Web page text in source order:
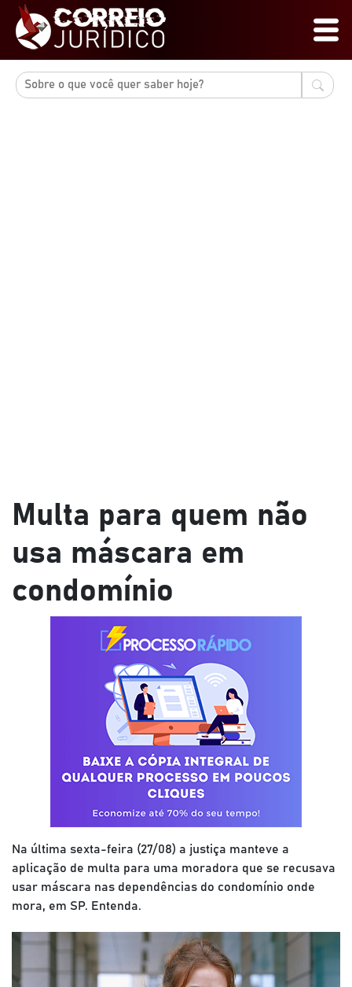
Multa para quem não
usa máscara em
condomínio
Na última sexta-feira (27/08) a justiça manteve a
aplicação de multa para uma moradora que se recusava
usar máscara nas dependências do condomínio onde
mora, em SP. Entenda.